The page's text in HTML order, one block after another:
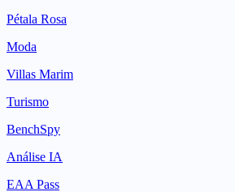
Pétala Rosa
Moda
Villas Marim
Turismo
BenchSpy
Análise IA
EAA Pass